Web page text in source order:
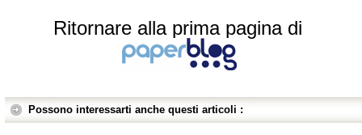
Ritornare alla prima pagina di
Possono interessarti anche questi articoli :